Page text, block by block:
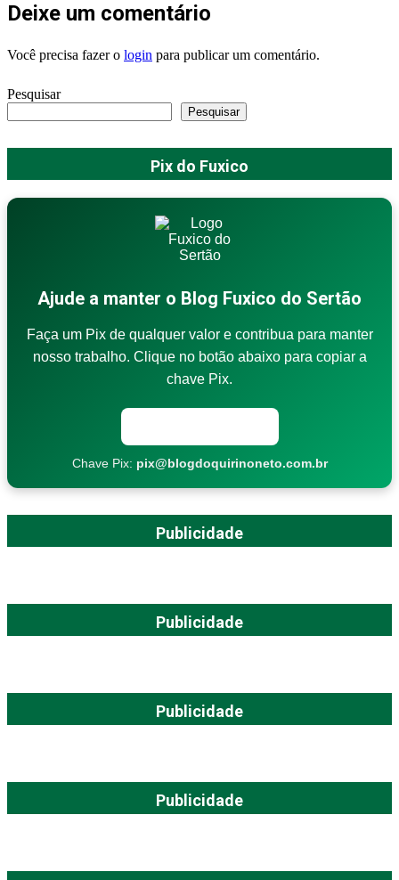
Deixe um comentário
Você precisa fazer o login para publicar um comentário.
Pesquisar
Pesquisar
Pix do Fuxico
Ajude a manter o Blog Fuxico do Sertão
Faça um Pix de qualquer valor e contribua para manter
nosso trabalho. Clique no botão abaixo para copiar a
chave Pix.
Chave Pix: pix@blogdoquirinoneto.com.br
Publicidade
Publicidade
Publicidade
Publicidade